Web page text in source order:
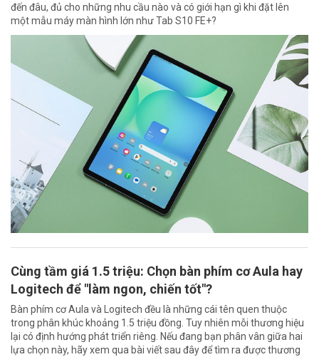
đến đâu, đủ cho những nhu cầu nào và có giới hạn gì khi đặt lên
một mẫu máy màn hình lớn như Tab S10 FE+?
Cùng tầm giá 1.5 triệu: Chọn bàn phím cơ Aula hay
Logitech để "làm ngon, chiến tốt"?
Bàn phím cơ Aula và Logitech đều là những cái tên quen thuộc
trong phân khúc khoảng 1.5 triệu đồng. Tuy nhiên mỗi thương hiệu
lại có định hướng phát triển riêng. Nếu đang bạn phân vân giữa hai
lựa chọn này, hãy xem qua bài viết sau đây để tìm ra được thương